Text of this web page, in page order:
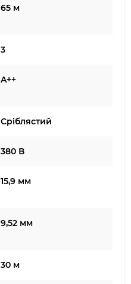
65 м
3
A++
Сріблястий
380 В
15,9 мм
9,52 мм
30 м